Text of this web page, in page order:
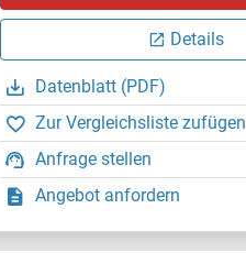
Details
Datenblatt (PDF)
Zur Vergleichsliste zufügen
Anfrage stellen
Angebot anfordern